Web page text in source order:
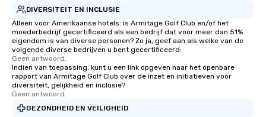
DIVERSITEIT EN INCLUSIE
Alleen voor Amerikaanse hotels: is Armitage Golf Club en/of het
moederbedrijf gecertificeerd als een bedrijf dat voor meer dan 51%
eigendom is van diverse personen? Zo ja, geef aan als welke van de
volgende diverse bedrijven u bent gecertificeerd:
Geen antwoord.
Indien van toepassing, kunt u een link opgeven naar het openbare
rapport van Armitage Golf Club over de inzet en initiatieven voor
diversiteit, gelijkheid en inclusie?
Geen antwoord.
GEZONDHEID EN VEILIGHEID